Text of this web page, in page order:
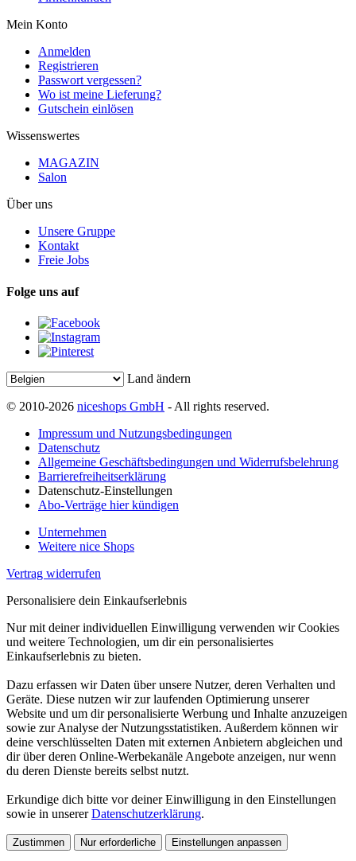
Mein Konto
Anmelden
Registrieren
Passwort vergessen?
Wo ist meine Lieferung?
Gutschein einlösen
Wissenswertes
MAGAZIN
Salon
Über uns
Unsere Gruppe
Kontakt
Freie Jobs
Folge uns auf
Land ändern
© 2010-2026 niceshops GmbH - All rights reserved.
Impressum und Nutzungsbedingungen
Datenschutz
Allgemeine Geschäftsbedingungen und Widerrufsbelehrung
Barrierefreiheitserklärung
Datenschutz-Einstellungen
Abo-Verträge hier kündigen
Unternehmen
Weitere nice Shops
Vertrag widerrufen
Personalisiere dein Einkaufserlebnis
Nur mit deiner individuellen Einwilligung verwenden wir Cookies
und weitere Technologien, um dir ein personalisiertes
Einkaufserlebnis zu bieten.
Dazu erfassen wir Daten über unsere Nutzer, deren Verhalten und
Geräte. Diese nutzen wir zur laufenden Optimierung unserer
Website und um dir personalisierte Werbung und Inhalte anzuzeigen
sowie zur Analyse der Nutzungsstatistiken. Außerdem können wir
deine verschlüsselten Daten mit externen Anbietern abgleichen und
dir über deren Online-Werbekanäle Angebote anzeigen, nur wenn
du deren Dienste bereits selbst nutzt.
Erkundige dich bitte vor deiner Einwilligung in den Einstellungen
sowie in unsererDatenschutzerklärung.
Zustimmen Nur erforderliche Einstellungen anpassen